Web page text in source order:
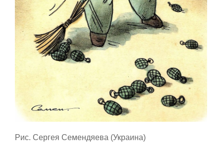
Рис. Сергея Семендяева (Украина)